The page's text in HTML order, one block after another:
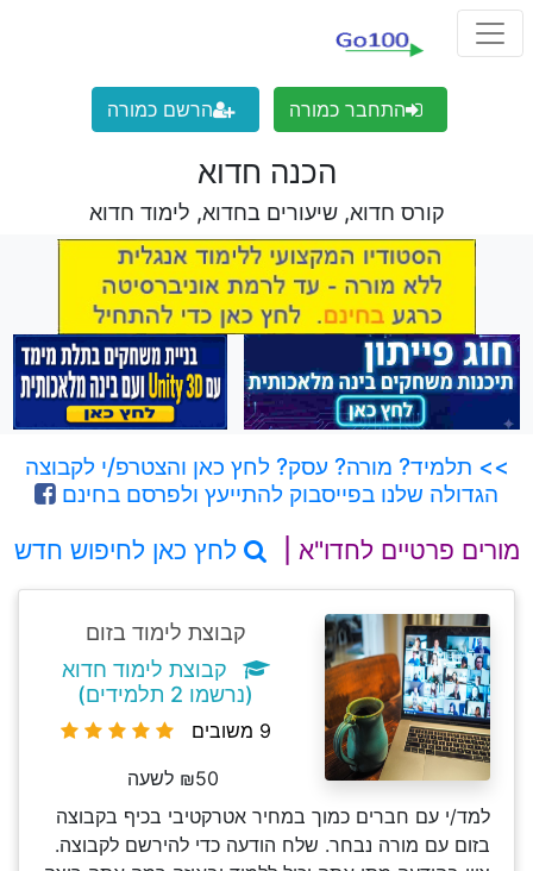
התחבר כמורה הרשם כמורה
הכנה חדוא
קורס חדוא, שיעורים בחדוא, לימוד חדוא
>> תלמיד? מורה? עסק? לחץ כאן והצטרפ/י לקבוצה
הגדולה שלנו בפייסבוק להתייעץ ולפרסם בחינם
מורים פרטיים לחדו"א | לחץ כאן לחיפוש חדש
קבוצת לימוד בזום
קבוצת לימוד חדוא
(נרשמו 2 תלמידים)
9 משובים
₪50 לשעה
למד/י עם חברים כמוך במחיר אטרקטיבי בכיף בקבוצה
בזום עם מורה נבחר. שלח הודעה כדי להירשם לקבוצה.